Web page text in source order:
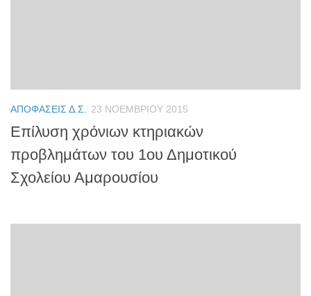
ΑΠΟΦΆΣΕΙΣ Δ.Σ. 23 ΝΟΕΜΒΡΊΟΥ 2015
Επίλυση χρόνιων κτηριακών
προβλημάτων του 1ου Δημοτικού
Σχολείου Αμαρουσίου